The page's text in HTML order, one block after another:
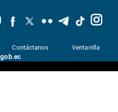
Contáctanos
Ventanilla